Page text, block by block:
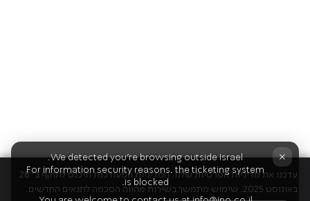
עדכנו את מדיניות הפרטיות שלנו. המדיניות המעודכנת תיכנס לתוקף ב־28
באוגוסט 2025. שימוש מתמשך בשירות מהווה הסכמה לתנאים החדשים.
×
We detected you're browsing outside Israel.
For information security reasons, the ticketing system
is blocked.